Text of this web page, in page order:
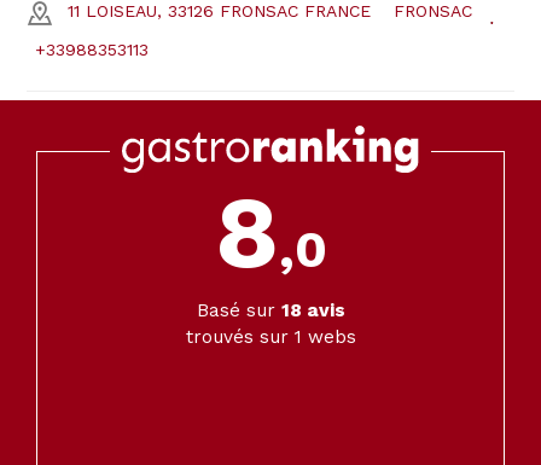
11 LOISEAU, 33126 FRONSAC FRANCE FRONSAC
+33988353113
8,0
Basé sur 18 avis
trouvés sur 1 webs